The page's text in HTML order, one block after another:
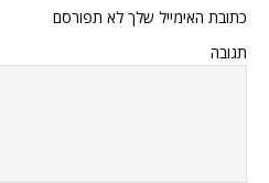
כתובת האימייל שלך לא תפורסם
תגובה